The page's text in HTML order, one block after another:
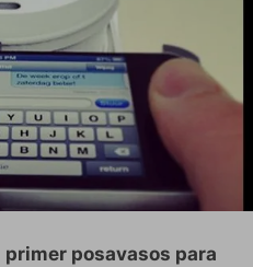
primer posavasos para